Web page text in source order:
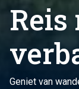
Reis
Geniet van